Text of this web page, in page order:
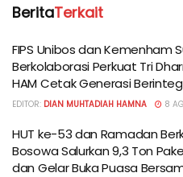
BeritaTerkait
FIPS Unibos dan Kemenham
Berkolaborasi Perkuat Tri
HAM Cetak Generasi
EDITOR: DIAN MUHTADIAH HAMNA 8
HUT ke-53 dan Ramadan
Bosowa Salurkan 9,3 Ton
dan Gelar Buka Puasa